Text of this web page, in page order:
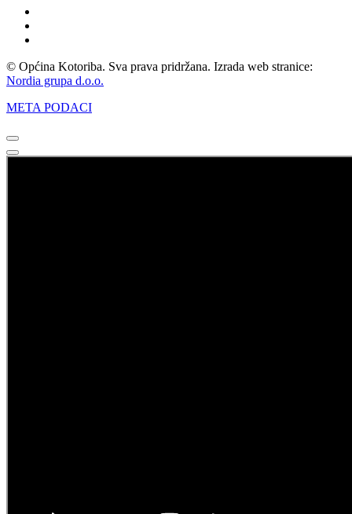
© Općina Kotoriba. Sva prava pridržana. Izrada web stranice:
Nordia grupa d.o.o.
META PODACI